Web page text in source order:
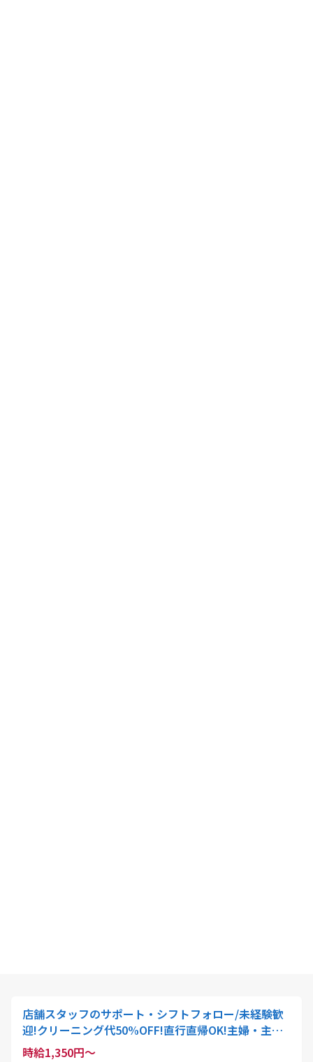
店舗スタッフのサポート・シフトフォロー/未経験歓
迎!クリーニング代50%OFF!直行直帰OK!主婦・主夫
活躍中!ブランクOK!正社員登用あり
時給1,350円～